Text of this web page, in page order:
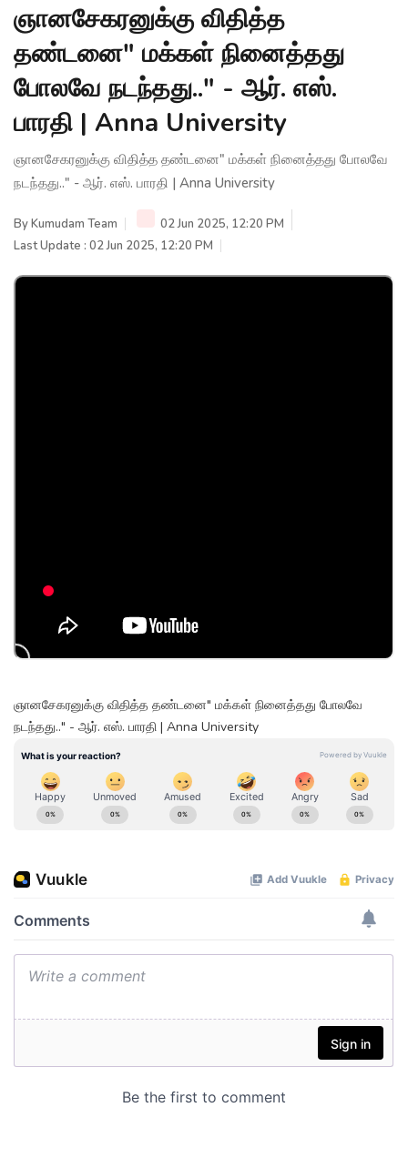
ஞானசேகரனுக்கு விதித்த
தண்டனை" மக்கள் நினைத்தது
போலவே நடந்தது.." - ஆர். எஸ்.
பாரதி | Anna University
ஞானசேகரனுக்கு விதித்த தண்டனை" மக்கள் நினைத்தது போலவே
நடந்தது.." - ஆர். எஸ். பாரதி | Anna University
ByKumudam Team
02 Jun 2025, 12:20 PM
Last Update : 02 Jun 2025, 12:20 PM
ஞானசேகரனுக்கு விதித்த தண்டனை" மக்கள் நினைத்தது போலவே
நடந்தது.." - ஆர். எஸ். பாரதி | Anna University